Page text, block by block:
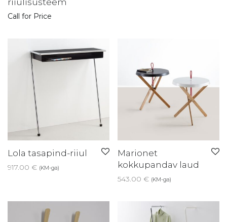
riiulisüsteem
Call for Price
Lola tasapind-riiul
917.00 € (KM-ga)
Marionet
kokkupandav laud
543.00 € (KM-ga)